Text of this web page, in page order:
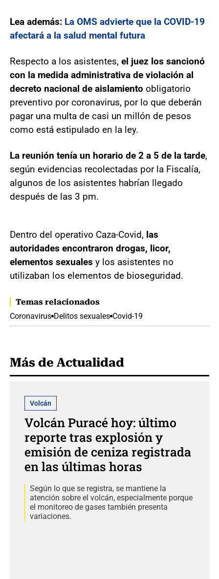
Lea además: La OMS advierte que la COVID-19
afectará a la salud mental futura
Respecto a los asistentes, el juez los sancionó
con la medida administrativa de violación al
decreto nacional de aislamiento obligatorio
preventivo por coronavirus, por lo que deberán
pagar una multa de casi un millón de pesos
como está estipulado en la ley.
La reunión tenía un horario de 2 a 5 de la tarde,
según evidencias recolectadas por la Fiscalía,
algunos de los asistentes habrían llegado
después de las 3 pm.
Dentro del operativo Caza-Covid, las
autoridades encontraron drogas, licor,
elementos sexuales y los asistentes no
utilizaban los elementos de bioseguridad.
Temas relacionados
Coronavirus Delitos sexuales Covid-19
Más de Actualidad
Volcán
Volcán Puracé hoy: último
reporte tras explosión y
emisión de ceniza registrada
en las últimas horas
Según lo que se registra, se mantiene la
atención sobre el volcán, especialmente porque
el monitoreo de gases también presenta
variaciones.